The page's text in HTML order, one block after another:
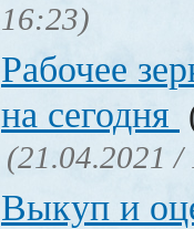
16:23)
Рабочее
на сегодня
(21.04.2021 /
Выкуп и